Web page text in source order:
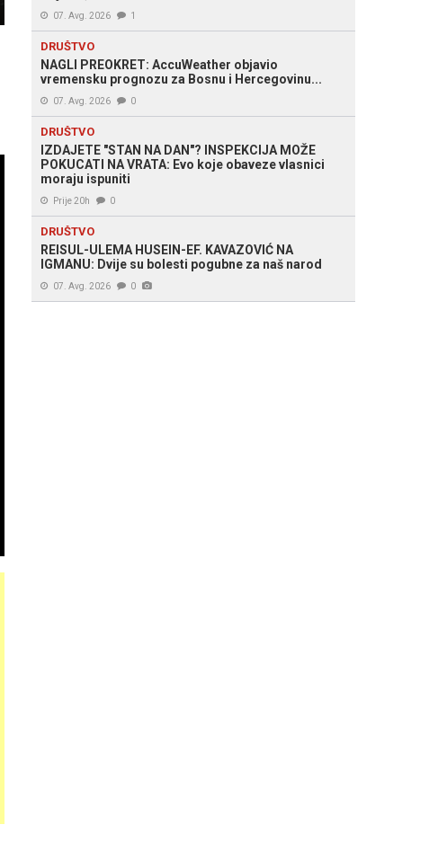
07. Avg. 2026 1
DRUŠTVO
NAGLI PREOKRET: AccuWeather objavio
vremensku prognozu za Bosnu i Hercegovinu...
07. Avg. 2026 0
DRUŠTVO
IZDAJETE "STAN NA DAN"? INSPEKCIJA MOŽE
POKUCATI NA VRATA: Evo koje obaveze vlasnici
moraju ispuniti
Prije 20h 0
DRUŠTVO
REISUL-ULEMA HUSEIN-EF. KAVAZOVIĆ NA
IGMANU: Dvije su bolesti pogubne za naš narod
07. Avg. 2026 0